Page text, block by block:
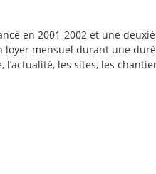
en 2001-2002 et une
loyer mensuel durant une
les sites, les